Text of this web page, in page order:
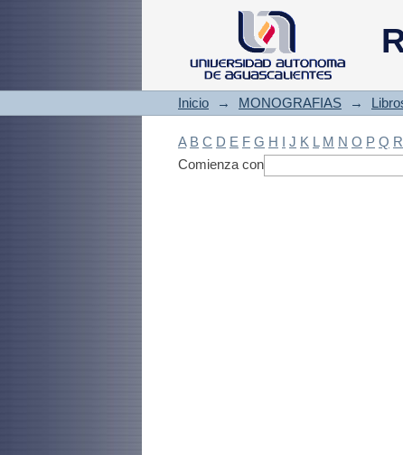
Filtrado by: Materia
Inicio → MONOGRAFIAS →
A B C D E F G H I J K L M N O P Q R
Comienza con